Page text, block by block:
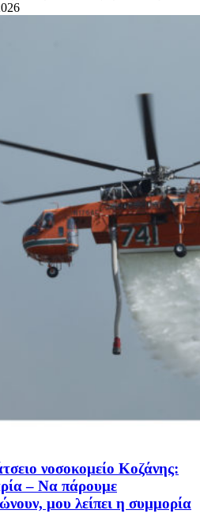
νοσοκομείο Κοζάνης:
– Να πάρουμε
μου λείπει η συμμορία